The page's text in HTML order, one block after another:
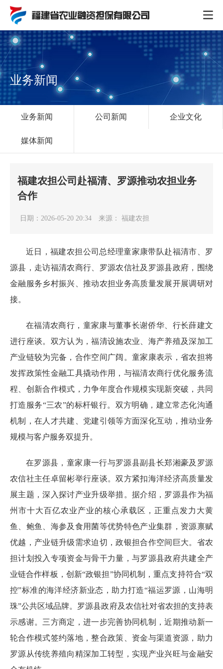
业务新闻
业务新闻 公司新闻 企业文化
媒体新闻
福建农担公司赴福清、罗源推动农担业务
合作
日期：2026-05-20 20:34 来源： 福建农担
近日，福建农担公司总经理童家康带队赴福清市、罗
源县，走访福清农商行、罗源农信社及罗源县政府，围绕
金融服务乡村振兴、推动农担业务高质量发展开展调研对
接。
在福清农商行，童家康与董事长谢侨华、行长薛建文
进行座谈。双方认为，福清设施农业、海产养殖及深加工
产业链较为完备，合作空间广阔。童家康表示，省农担将
发挥政策性金融工具撬动作用，与福清农商行优化服务流
程、创新合作模式，力争年度合作规模实现新突破，共同
打造服务“三农”的标杆银行。双方明确，建立常态化沟通
机制，在人才共建、党建引领等方面深化互动，推动业务
规模与客户服务双提升。
在罗源县，童家康一行与罗源县副县长郑湘豪及罗源
农信社主任卓留彬举行座谈。双方紧扣海洋经济高质量发
展主题，深入探讨产业升级举措。据介绍，罗源县作为福
州市十大百亿农业产业的核心承载区，正重点发力大黄
鱼、鲍鱼、海参及食用菌等优势特色产业集群，资源禀赋
优越，产业链升级需求迫切，政银担合作空间巨大。省农
担计划投入专项资金与骨干力量，与罗源县政府共建全产
业链合作样板，创新“政银担”协同机制，重点支持符合“双
控”标准的海洋经济新业态，助力打造“福运罗源，山海明
珠”公共区域品牌。罗源县政府及农信社对省农担的支持表
示感谢。三方商定，进一步完善协同机制，近期推动新一
轮合作模式签约落地，整合政策、资金与渠道资源，助力
罗源从传统养殖向精深加工转型，实现产业兴旺与金融安